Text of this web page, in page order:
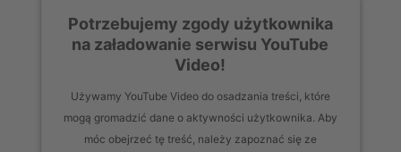
Potrzebujemy zgody użytkownika
na załadowanie serwisu YouTube
Video!
Używamy YouTube Video do osadzania treści, które
mogą gromadzić dane o aktywności użytkownika. Aby
móc obejrzeć tę treść, należy zapoznać się ze